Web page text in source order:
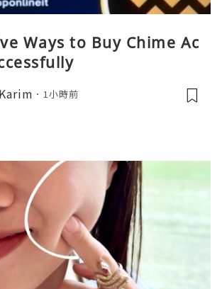
Ways to Buy Chime Ac
1小時前